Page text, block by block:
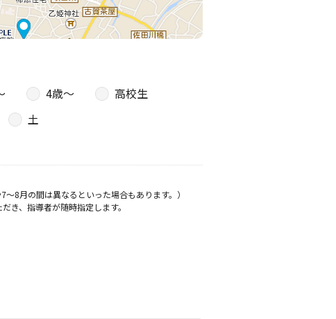
4歳〜
高校生
土
8月の間は異なるといった場合もあります。）
き、指導者が随時指定します。